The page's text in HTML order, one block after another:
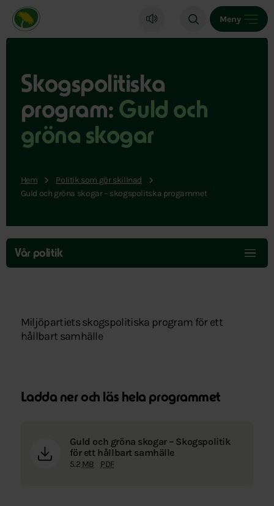
Miljöpartiet de gröna, startsida
Meny
Skogspolitiska
program: Guld och
gröna skogar
Hem
Politik som gör skillnad
Guld och gröna skogar – skogspolitska progammet
Hoppa
över
menyn
Vår politik
Miljöpartiets skogspolitiska program för ett
hållbart samhälle
Ladda ner och läs hela programmet
Guld och gröna skogar – Skogspolitik
för ett hållbart samhälle
5.2 MB PDF